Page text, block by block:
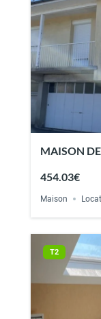
MAISON
454.03€
Maison
T2